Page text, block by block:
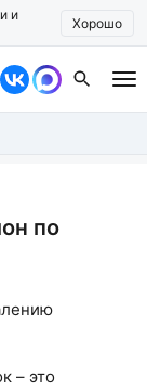
и
Хорошо
по
– это